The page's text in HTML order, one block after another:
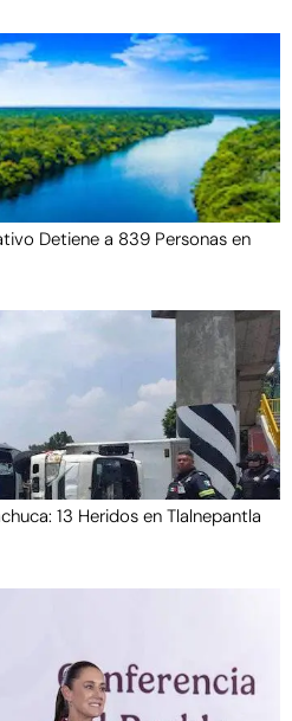
Detiene a 839 Personas en
13 Heridos en Tlalnepantla